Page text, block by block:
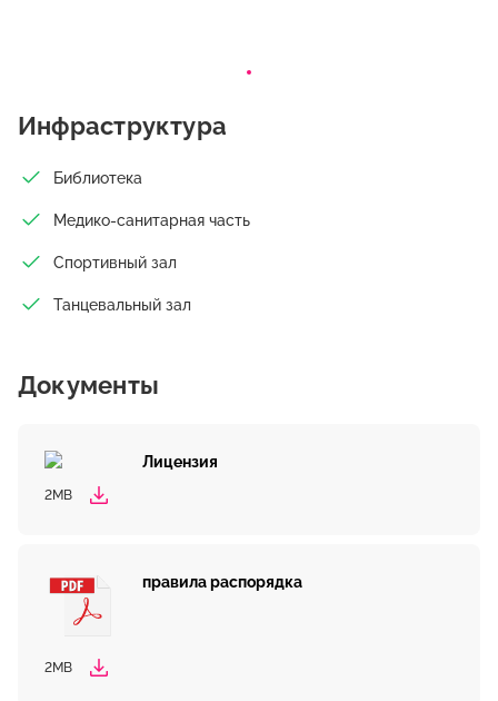
Инфраструктура
Библиотека
Медико-санитарная часть
Спортивный зал
Танцевальный зал
Документы
Лицензия
2MB
правила распорядка
2MB